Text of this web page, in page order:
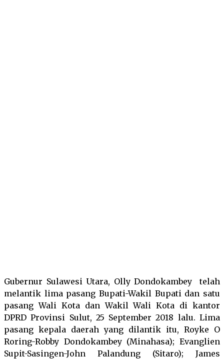
Gubernur Sulawesi Utara, Olly Dondokambey telah
melantik lima pasang Bupati-Wakil Bupati dan satu
pasang Wali Kota dan Wakil Wali Kota di kantor
DPRD Provinsi Sulut, 25 September 2018 lalu. Lima
pasang kepala daerah yang dilantik itu, Royke O
Roring-Robby Dondokambey (Minahasa); Evanglien
Supit-Sasingen-John Palandung (Sitaro); James